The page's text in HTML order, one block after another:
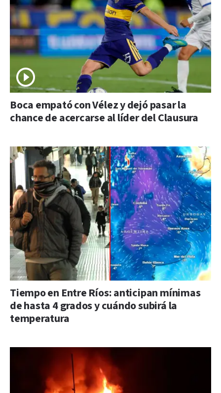
Boca empató con Vélez y dejó pasar la
chance de acercarse al líder del Clausura
Tiempo en Entre Ríos: anticipan mínimas
de hasta 4 grados y cuándo subirá la
temperatura